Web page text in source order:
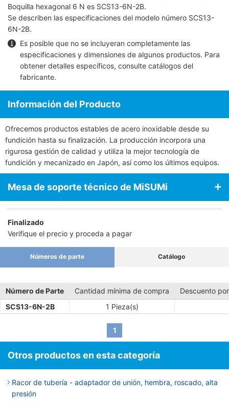
Boquilla hexagonal 6 N es SCS13-6N-2B.
Se describen las especificaciones del modelo número SCS13-
6N-2B.
Es posible que no se incluyeran completamente las
especificaciones y dimensiones de algunos productos. Para
obtener detalles específicos, consulte catálogos del
fabricante.
Información del Producto
Ofrecemos productos estables de acero inoxidable desde su
fundición hasta su finalización. La producción incorpora una
rigurosa gestión de calidad y utiliza la mejor tecnología de
fundición y mecanizado en Japón, así como los últimos equipos.
Mesa de soporte técnico de MiSUMi
Finalizado
Verifique el precio y proceda a pagar
Números de parte Catálogo
Número de Parte Cantidad mínima de compra
Descuento
SCS13-6N-2B
1 Pieza(s)
1
Otros productos en esta categoría
Racor de tubería - adaptador de unión, hembra, roscado, alta
presión